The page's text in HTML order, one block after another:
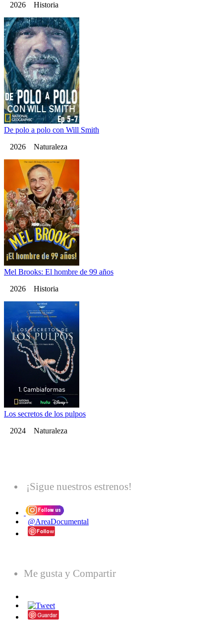
2026 Historia
De polo a polo con Will Smith
2026 Naturaleza
Mel Brooks: El hombre de 99 años
2026 Historia
Los secretos de los pulpos
2024 Naturaleza
¡Sigue nuestros estrenos!
@AreaDocumental
Me gusta y Compartir